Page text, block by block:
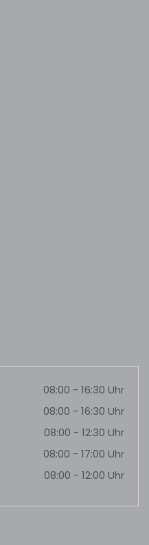
08:00 - 16:30 Uhr
08:00 - 16:30 Uhr
08:00 - 12:30 Uhr
08:00 - 17:00 Uhr
08:00 - 12:00 Uhr